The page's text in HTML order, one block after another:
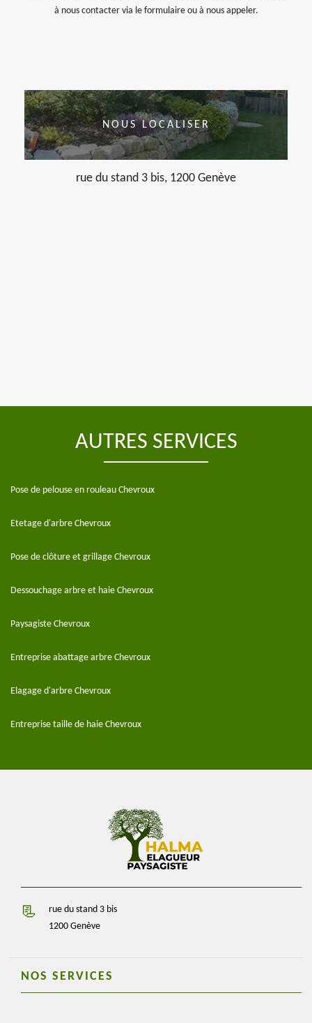
à nous contacter via le formulaire ou à nous appeler.
NOUS LOCALISER
rue du stand 3 bis, 1200 Genève
AUTRES SERVICES
Pose de pelouse en rouleau Chevroux
Etetage d'arbre Chevroux
Pose de clôture et grillage Chevroux
Dessouchage arbre et haie Chevroux
Paysagiste Chevroux
Entreprise abattage arbre Chevroux
Elagage d'arbre Chevroux
Entreprise taille de haie Chevroux
rue du stand 3 bis
1200 Genève
NOS SERVICES